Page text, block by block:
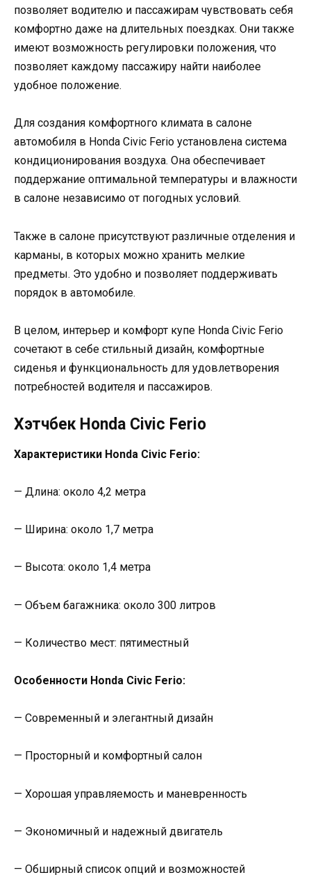
позволяет водителю и пассажирам чувствовать себя
комфортно даже на длительных поездках. Они также
имеют возможность регулировки положения, что
позволяет каждому пассажиру найти наиболее
удобное положение.
Для создания комфортного климата в салоне
автомобиля в Honda Civic Ferio установлена система
кондиционирования воздуха. Она обеспечивает
поддержание оптимальной температуры и влажности
в салоне независимо от погодных условий.
Также в салоне присутствуют различные отделения и
карманы, в которых можно хранить мелкие
предметы. Это удобно и позволяет поддерживать
порядок в автомобиле.
В целом, интерьер и комфорт купе Honda Civic Ferio
сочетают в себе стильный дизайн, комфортные
сиденья и функциональность для удовлетворения
потребностей водителя и пассажиров.
Хэтчбек Honda Civic Ferio
Характеристики Honda Civic Ferio:
— Длина: около 4,2 метра
— Ширина: около 1,7 метра
— Высота: около 1,4 метра
— Объем багажника: около 300 литров
— Количество мест: пятиместный
Особенности Honda Civic Ferio:
— Современный и элегантный дизайн
— Просторный и комфортный салон
— Хорошая управляемость и маневренность
— Экономичный и надежный двигатель
— Обширный список опций и возможностей